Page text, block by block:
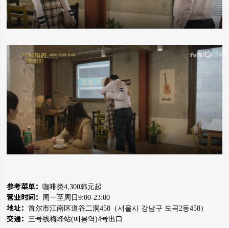
参考菜单： 咖啡类4,300韩元起
营业时间： 周一至周日9:00-23:00
地址： 首尔市江南区道谷二洞458（서울시 강남구 도곡2동458）
交通： 三号线梅峰站(매봉역)4号出口